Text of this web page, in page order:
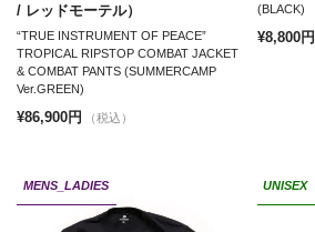
/ レッドモーテル）
“TRUE INSTRUMENT OF PEACE”
TROPICAL RIPSTOP COMBAT JACKET
& COMBAT PANTS (SUMMERCAMP
Ver.GREEN)
¥86,900円 （税込）
(BLACK)
¥8,800円
MENS_LADIES UNISEX